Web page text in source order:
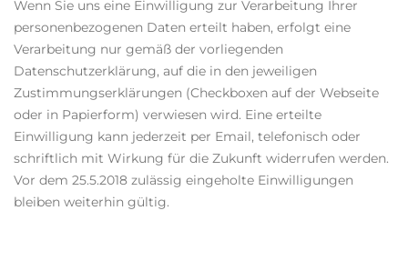
Wenn Sie uns eine Einwilligung zur Verarbeitung Ihrer
personenbezogenen Daten erteilt haben, erfolgt eine
Verarbeitung nur gemäß der vorliegenden
Datenschutzerklärung, auf die in den jeweiligen
Zustimmungserklärungen (Checkboxen auf der Webseite
oder in Papierform) verwiesen wird. Eine erteilte
Einwilligung kann jederzeit per Email, telefonisch oder
schriftlich mit Wirkung für die Zukunft widerrufen werden.
Vor dem 25.5.2018 zulässig eingeholte Einwilligungen
bleiben weiterhin gültig.